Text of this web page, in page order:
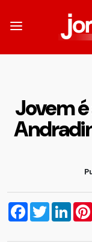
Jovem
Facebook
Twitter